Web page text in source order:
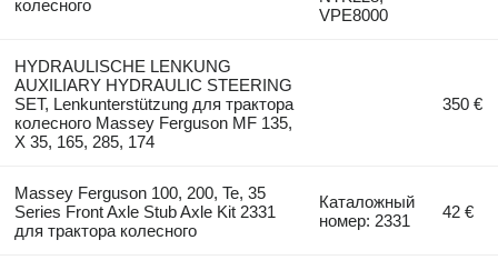
колесного
VPE8000
HYDRAULISCHE LENKUNG
AUXILIARY HYDRAULIC STEERING
SET, Lenkunterstützung для трактора
колесного Massey Ferguson MF 135,
X 35, 165, 285, 174
350 €
Massey Ferguson 100, 200, Te, 35
Series Front Axle Stub Axle Kit 2331
для трактора колесного
Каталожный
номер: 2331
42 €